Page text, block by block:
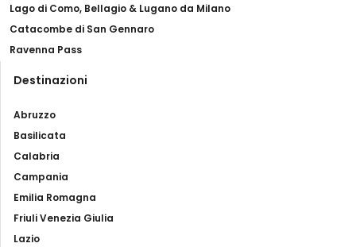
Lago di Como, Bellagio & Lugano da Milano
Catacombe di San Gennaro
Ravenna Pass
Destinazioni
Abruzzo
Basilicata
Calabria
Campania
Emilia Romagna
Friuli Venezia Giulia
Lazio